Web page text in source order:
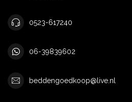
0523-617240
06-39839602
beddengoedkoop@live.nl